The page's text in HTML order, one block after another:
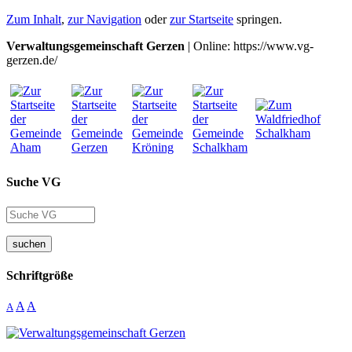
Zum Inhalt, zur Navigation oderzur Startseite springen.
Verwaltungsgemeinschaft Gerzen | Online: https://www.vg-
gerzen.de/
Suche VG
suchen
Schriftgröße
A A A